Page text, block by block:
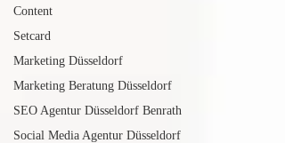
Content
Setcard
Marketing Düsseldorf
Marketing Beratung Düsseldorf
SEO Agentur Düsseldorf Benrath
Social Media Agentur Düsseldorf